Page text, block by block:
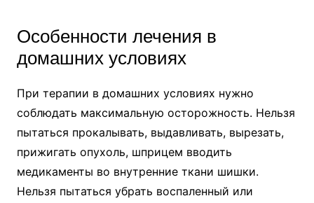
Особенности лечения в
домашних условиях
При терапии в домашних условиях нужно
соблюдать максимальную осторожность. Нельзя
пытаться прокалывать, выдавливать, вырезать,
прижигать опухоль, шприцем вводить
медикаменты во внутренние ткани шишки.
Нельзя пытаться убрать воспаленный или